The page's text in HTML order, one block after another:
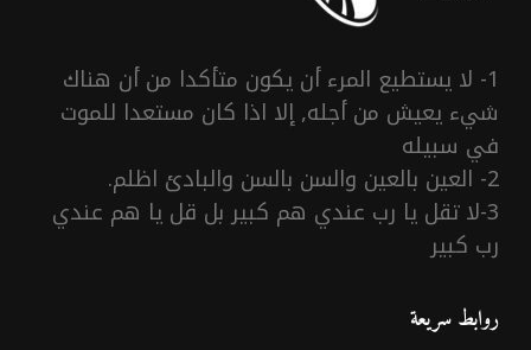
1- لا يستطيع المرء أن يكون متأكدا من أن هناك
شيء يعيش من أجله, إلا اذا كان مستعدا للموت
في سبيله
2- العين بالعين والسن بالسن والبادئ اظلم.
3-لا تقل يا رب عندي هم كبير بل قل يا هم عندي
رب كبير
روابط سريعة